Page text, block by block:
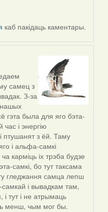
каб пакідаць каментары.
самец з
З-за
нашых
гэта была для яго бэта-
і энергію
птушанят з ёй. Таму
і альфа-самкі
карміць іх трэба будзе
самкі, бо тут таксама
гледжання самца лепш
і вывадкам там,
і тут і не атрымаць
менш, чым мог бы.